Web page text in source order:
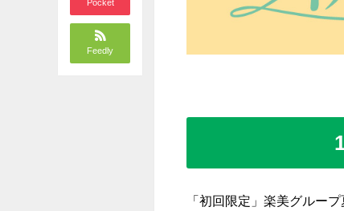
Pocket
Feedly
「初回限定」楽美グルー